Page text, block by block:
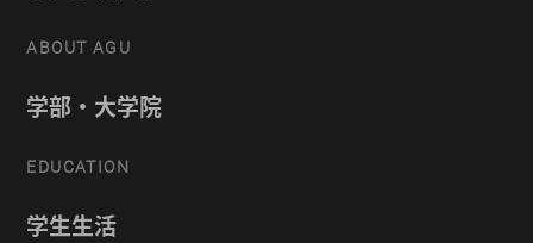
ABOUT AGU
学部・大学院
EDUCATION
学生生活